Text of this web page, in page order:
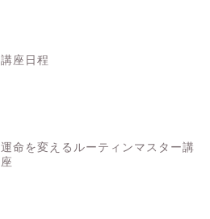
講座日程
運命を変えるルーティンマスター講
座